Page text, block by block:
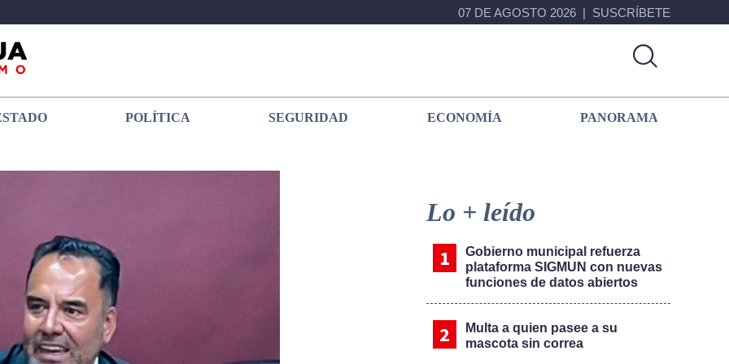
07 DE AGOSTO 2026 SUSCRÍBETE
POLÍTICA SEGURIDAD ECONOMÍA PANORAMA
Sidebar
Lo + leído
Gobierno municipal refuerza
plataforma SIGMUN con nuevas
funciones de datos abiertos
Multa a quien pasee a su
mascota sin correa